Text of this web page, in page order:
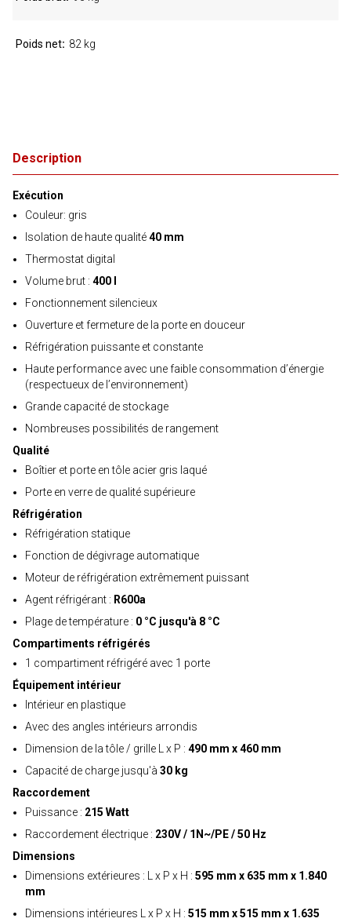
Description
Exécution
Couleur: gris
Isolation de haute qualité40 mm
Thermostat digital
Volume brut : 400 l
Fonctionnement silencieux
Ouverture et fermeture de la porte en douceur
Réfrigération puissante et constante
Haute performance avec une faible consommation d’énergie
(respectueux de l’environnement)
Grande capacité de stockage
Nombreuses possibilités de rangement
Qualité
Boîtier et porte en tôle acier gris laqué
Porte en verre de qualité supérieure
Réfrigération
Réfrigération statique
Fonction de dégivrage automatique
Moteur de réfrigération extrêmement puissant
Agent réfrigérant : R600a
Plage de température : 0 °C jusqu'à 8 °C
Compartiments réfrigérés
1 compartiment réfrigéré avec 1 porte
Équipement intérieur
Intérieur en plastique
Avec des angles intérieurs arrondis
Dimension de la tôle / grille L x P : 490 mm x 460 mm
Capacité de charge jusqu'à 30 kg
Raccordement
Puissance : 215 Watt
Raccordement électrique : 230V / 1N~/PE / 50 Hz
Dimensions
Dimensions extérieures : L x P x H : 595 mm x 635 mm x 1.840
mm
Dimensions intérieures L x P x H : 515 mm x 515 mm x 1.635
Poids net 82 kg